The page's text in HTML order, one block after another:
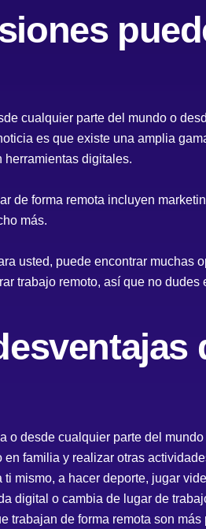
cualquier parte del mundo o
es que existe una amplia
digitales.
de forma remota incluyen
más.
usted, puede encontrar
trabajo remoto, así que no
o desde cualquier parte del
familia y realizar otras
mismo, a hacer deporte, jugar
digital o cambia de lugar de
trabajan de forma remota son más